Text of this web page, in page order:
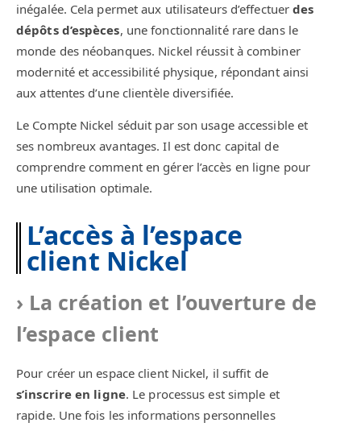
inégalée. Cela permet aux utilisateurs d’effectuerdes
dépôts d’espèces, une fonctionnalité rare dans le
monde des néobanques. Nickel réussit à combiner
modernité et accessibilité physique, répondant ainsi
aux attentes d’une clientèle diversifiée.
Le Compte Nickel séduit par son usage accessible et
ses nombreux avantages. Il est donc capital de
comprendre comment en gérer l’accès en ligne pour
une utilisation optimale.
L’accès à l’espace
client Nickel
La création et l’ouverture de
l’espace client
Pour créer un espace client Nickel, il suffit de
s’inscrire en ligne. Le processus est simple et
rapide. Une fois les informations personnelles